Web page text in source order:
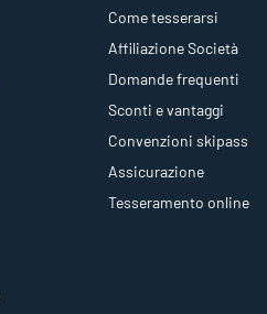
Come tesserarsi
Affiliazione Società
Domande frequenti
Sconti e vantaggi
Convenzioni skipass
Assicurazione
Tesseramento online